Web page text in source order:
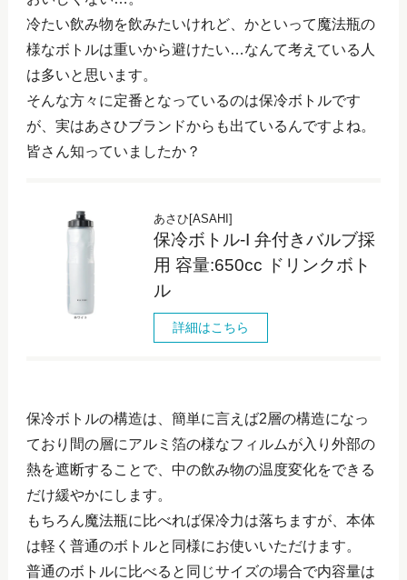
冷たい飲み物を飲みたいけれど、かといって魔法瓶の
様なボトルは重いから避けたい…なんて考えている人
は多いと思います。
そんな方々に定番となっているのは保冷ボトルです
が、実はあさひブランドからも出ているんですよね。
皆さん知っていましたか？
あさひ[ASAHI]
保冷ボトル-I 弁付きバルブ採
用 容量:650cc ドリンクボト
ル
詳細はこちら
保冷ボトルの構造は、簡単に言えば2層の構造になっ
ており間の層にアルミ箔の様なフィルムが入り外部の
熱を遮断することで、中の飲み物の温度変化をできる
だけ緩やかにします。
もちろん魔法瓶に比べれば保冷力は落ちますが、本体
は軽く普通のボトルと同様にお使いいただけます。
普通のボトルに比べると同じサイズの場合で内容量は